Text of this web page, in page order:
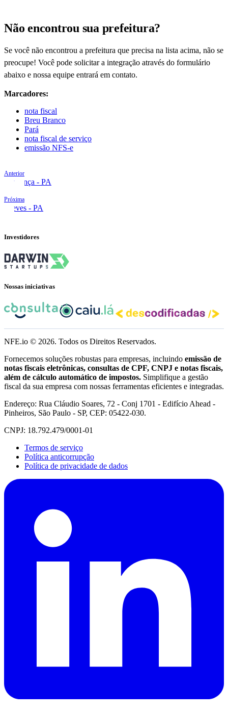
Não encontrou sua prefeitura?
Se você não encontrou a prefeitura que precisa na lista acima, não se
preocupe! Você pode solicitar a integração através do formulário
abaixo e nossa equipe entrará em contato.
Marcadores:
nota fiscal
Breu Branco
Pará
nota fiscal de serviço
emissão NFS-e
Anterior
Bragança - PA
Próxima
Breves - PA
Investidores
Nossas iniciativas
NFE.io © 2026. Todos os Direitos Reservados.
Fornecemos soluções robustas para empresas, incluindo emissão de
notas fiscais eletrônicas, consultas de CPF, CNPJ e notas fiscais,
além de cálculo automático de impostos. Simplifique a gestão
fiscal da sua empresa com nossas ferramentas eficientes e integradas.
Endereço: Rua Cláudio Soares, 72 - Conj 1701 - Edifício Ahead -
Pinheiros, São Paulo - SP, CEP: 05422-030.
CNPJ: 18.792.479/0001-01
Termos de serviço
Política anticorrupção
Política de privacidade de dados